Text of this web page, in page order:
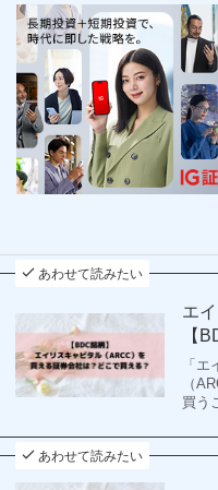
あわせて読みたい
エ
【
「
（
買う
あわせて読みたい